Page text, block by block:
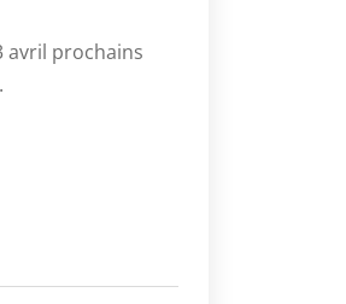
avril prochains